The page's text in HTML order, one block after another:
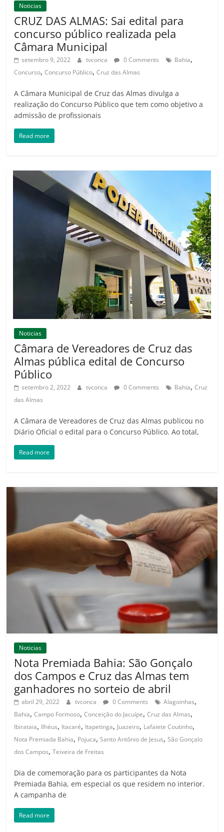
Noticias
CRUZ DAS ALMAS: Sai edital para
concurso público realizada pela
Câmara Municipal
setembro 9, 2022 tvconca 0 Comments Bahia,
Concurso,Concurso Público,Cruz das Almas
A Câmara Municipal de Cruz das Almas divulga a
realização do Concurso Público que tem como objetivo a
admissão de profissionais
Read more
Noticias
Câmara de Vereadores de Cruz das
Almas pública edital de Concurso
Público
setembro 2, 2022 tvconca 0 Comments Bahia,Cruz
das Almas
A Câmara de Vereadores de Cruz das Almas publicou no
Diário Oficial o edital para o Concurso Público. Ao total,
Read more
Noticias
Nota Premiada Bahia: São Gonçalo
dos Campos e Cruz das Almas tem
ganhadores no sorteio de abril
abril 29, 2022 tvconca 0 Comments Alagoinhas,
Bahia,Campo Formoso,Conceição do Jacuípe,Cruz das Almas,
Ibirataia, Ilhéus, Itacaré, Itapetinga, Juazeiro, Lafaiete Coutinho,
Nota Premiada Bahia, Pojuca,Santo Antônio de Jesus,São Gonçalo
dos Campos,Teixeira de Freitas
Dia de comemoração para os participantes da Nota
Premiada Bahia, em especial os que residem no interior.
A campanha de
Read more